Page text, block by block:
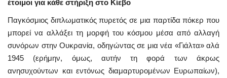
έτοιμοι για κάθε στήριξη στο Κίεβο
Παγκόσμιος διπλωματικός πυρετός σε μια παρτίδα πόκερ που
μπορεί να αλλάξει τη μορφή του κόσμου μέσα από αλλαγή
συνόρων στην Ουκρανία, οδηγώντας σε μια νέα «Γιάλτα» αλά
1945 (ερήμην, όμως, αυτήν τη φορά των άκρως
ανησυχούντων και εντόνως διαμαρτυρομένων Ευρωπαίων),